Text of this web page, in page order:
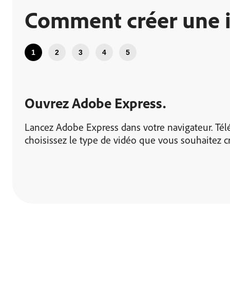
Comment créer
1 2 3 4 5
Ouvrez Adobe Express.
Lancez Adobe Express dans votre navigateur.
choisissez le type de vidéo que vous souhaitez